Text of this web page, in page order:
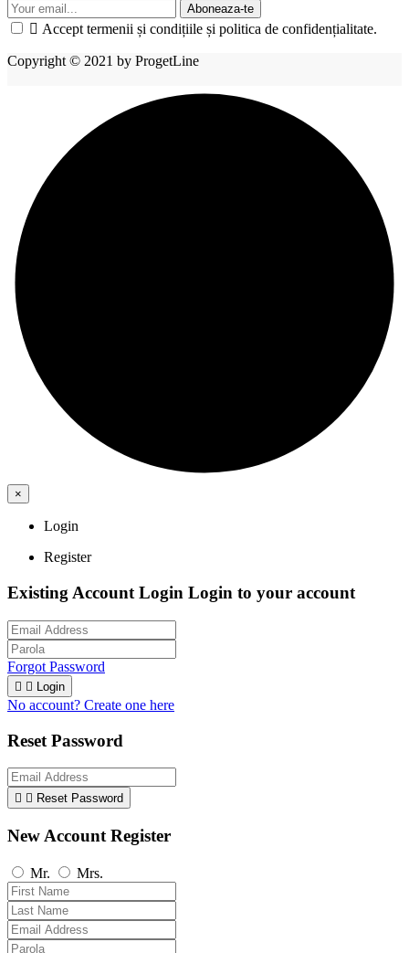
Aboneaza-te
 Accept termenii și condițiile și politica de confidențialitate.
Copyright © 2021 by ProgetLine
×
Login
Register
Existing Account Login Login to your account
Forgot Password
  Login
No account? Create one here
Reset Password
  Reset Password
New Account Register
Mr. Mrs.